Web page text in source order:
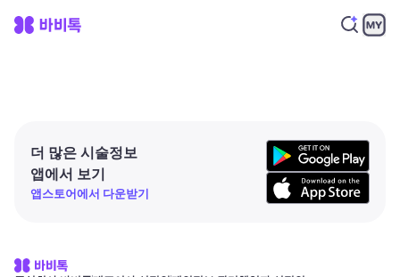
더 많은 시술정보
앱에서 보기
앱스토어에서 다운받기